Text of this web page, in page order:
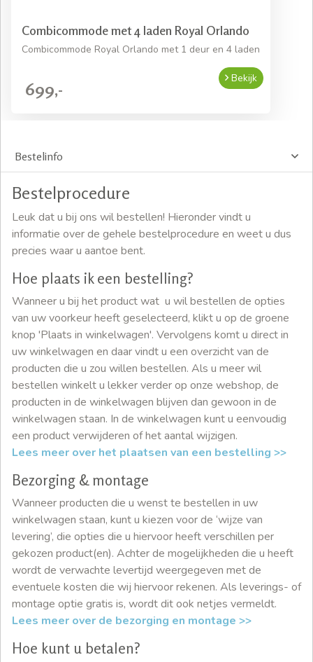
Combicommode met 4 laden Royal Orlando
Combicommode Royal Orlando met 1 deur en 4 laden
699,-
Bekijk
Bestelinfo
Bestelprocedure
Leuk dat u bij ons wil bestellen! Hieronder vindt u
informatie over de gehele bestelprocedure en weet u dus
precies waar u aantoe bent.
Hoe plaats ik een bestelling?
Wanneer u bij het product wat u wil bestellen de opties
van uw voorkeur heeft geselecteerd, klikt u op de groene
knop 'Plaats in winkelwagen'. Vervolgens komt u direct in
uw winkelwagen en daar vindt u een overzicht van de
producten die u zou willen bestellen. Als u meer wil
bestellen winkelt u lekker verder op onze webshop, de
producten in de winkelwagen blijven dan gewoon in de
winkelwagen staan. In de winkelwagen kunt u eenvoudig
een product verwijderen of het aantal wijzigen.
Lees meer over het plaatsen van een bestelling >>
Bezorging & montage
Wanneer producten die u wenst te bestellen in uw
winkelwagen staan, kunt u kiezen voor de ‘wijze van
levering’, die opties die u hiervoor heeft verschillen per
gekozen product(en). Achter de mogelijkheden die u heeft
wordt de verwachte levertijd weergegeven met de
eventuele kosten die wij hiervoor rekenen. Als leverings- of
montage optie gratis is, wordt dit ook netjes vermeldt.
Lees meer over de bezorging en montage >>
Hoe kunt u betalen?